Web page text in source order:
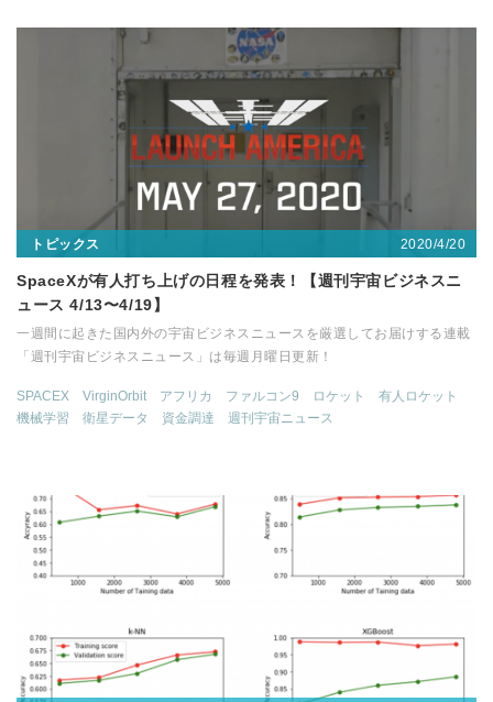
トピックス 2020/4/20
SpaceXが有人打ち上げの日程を発表！【週刊宇宙ビジネスニ
ュース 4/13〜4/19】
一週間に起きた国内外の宇宙ビジネスニュースを厳選してお届けする連載
「週刊宇宙ビジネスニュース」は毎週月曜日更新！
SPACEX VirginOrbit アフリカ ファルコン9 ロケット
有人ロケット
機械学習
衛星データ 資金調達 週刊宇宙ニュース